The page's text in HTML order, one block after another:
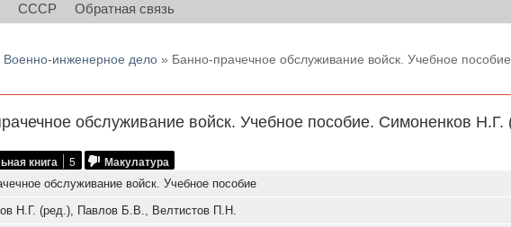
СССР Обратная связь
Военно-инженерное дело » Банно-прачечное обслуживание войск. Учебное
обслуживание войск. Учебное пособие. Симоненков Н.Г.
книга 5 Макулатура
обслуживание войск. Учебное пособие
Н.Г. (ред.), Павлов Б.В., Велтистов П.Н.